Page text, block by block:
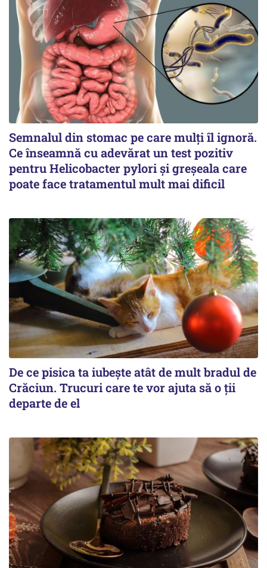
Semnalul din stomac pe care mulți îl ignoră.
Ce înseamnă cu adevărat un test pozitiv
pentru Helicobacter pylori și greșeala care
poate face tratamentul mult mai dificil
De ce pisica ta iubește atât de mult bradul de
Crăciun. Trucuri care te vor ajuta să o ții
departe de el